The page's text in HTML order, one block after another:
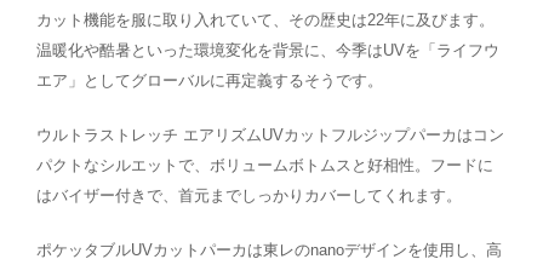
カット機能を服に取り入れていて、その歴史は22年に及びます。
温暖化や酷暑といった環境変化を背景に、今季はUVを「ライフウ
エア」としてグローバルに再定義するそうです。
ウルトラストレッチ エアリズムUVカットフルジップパーカはコン
パクトなシルエットで、ボリュームボトムスと好相性。フードに
はバイザー付きで、首元までしっかりカバーしてくれます。
ポケッタブルUVカットパーカは東レのnanoデザインを使用し、高